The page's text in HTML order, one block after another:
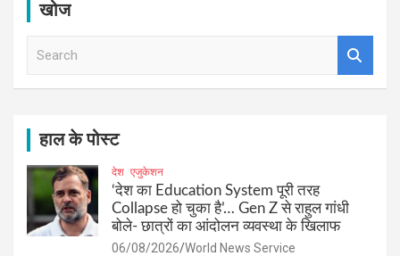
खोज
हाल के पोस्ट
देश एजुकेशन
‘देश का Education System पूरी तरह
Collapse हो चुका है’… Gen Z से राहुल गांधी
बोले- छात्रों का आंदोलन व्यवस्था के खिलाफ
06/08/2026 World News Service